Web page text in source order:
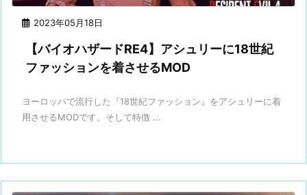
2023年05月18日
【バイオハザードRE4】アシュリーに18世紀
ファッションを着させるMOD
ヨーロッパで流行した『18世紀ファッション』をアシュリーに着
用させるMODです。そして特徴 ...